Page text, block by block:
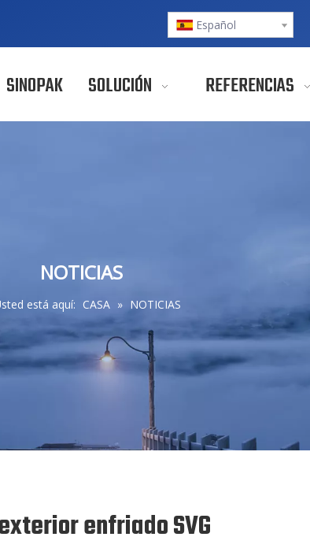
Español
SINOPAK SOLUCIÓN REFERENCIAS
NOTICIAS
está aquí: CASA » NOTICIAS
enfriado SVG